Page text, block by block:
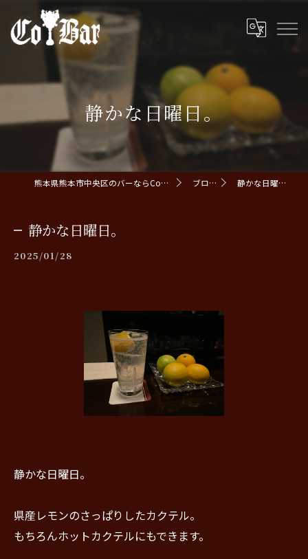
静かな日曜日。
熊本県熊本市中央区のバーならCoBar ブログ 静かな日曜日。
静かな日曜日。
2025/01/28
静かな日曜日。
県産レモンのさっぱりしたカクテル。
もちろんホットカクテルにもできます。